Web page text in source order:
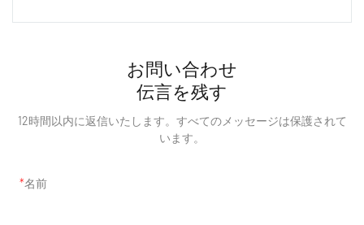
お問い合わせ
伝言を残す
12時間以内に返信いたします。すべてのメッセージは保護されて
います。
名前